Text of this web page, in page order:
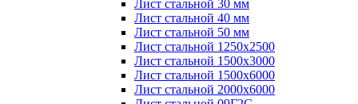
Лист стальной 30 мм
Лист стальной 40 мм
Лист стальной 50 мм
Лист стальной 1250х2500
Лист стальной 1500х3000
Лист стальной 1500х6000
Лист стальной 2000х6000